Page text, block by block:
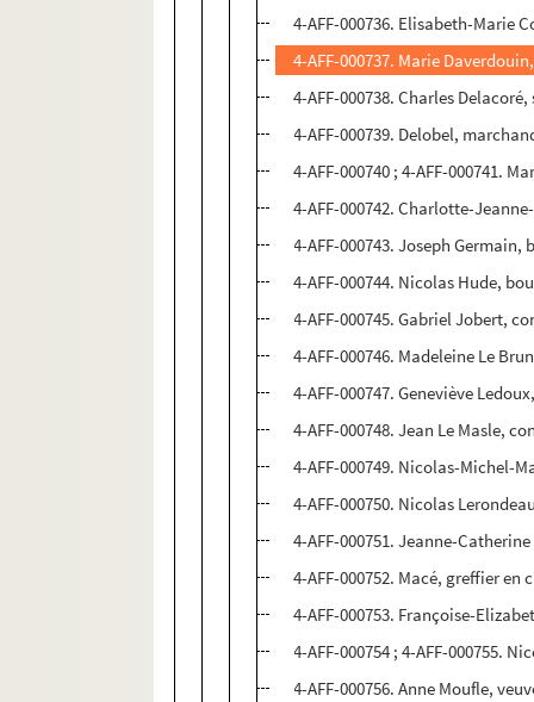
4-AFF-000736. Elisabeth-Marie
4-AFF-000737. Marie
4-AFF-000738. Charles
4-AFF-000739. Delobel,
4-AFF-000740 ; 4-AFF-000741.
4-AFF-000742. Charlotte-
4-AFF-000743. Joseph
4-AFF-000744. Nicolas Hude,
4-AFF-000745. Gabriel Jobert,
4-AFF-000746. Madeleine Le
4-AFF-000747. Geneviève
4-AFF-000748. Jean Le Masle,
4-AFF-000749. Nicolas-Michel-
4-AFF-000750. Nicolas
4-AFF-000751. Jeanne-
4-AFF-000752. Macé, greffier en
4-AFF-000753. Françoise-
4-AFF-000754 ; 4-AFF-000755.
4-AFF-000756. Anne Moufle,